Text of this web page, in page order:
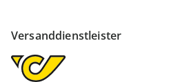
Versanddienstleister